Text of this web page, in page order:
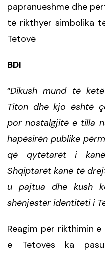
papranueshme dhe
të rikthyer simbolika
Tetovë
BDI
“Dikush mund të
Titon dhe kjo është
por nostalgjitë e tilla
hapësirën publike
që qytetarët i
Shqiptarët kanë të
u pajtua dhe kush
shënjestër identiteti i
Reagim për rikthimin
e Tetovës ka